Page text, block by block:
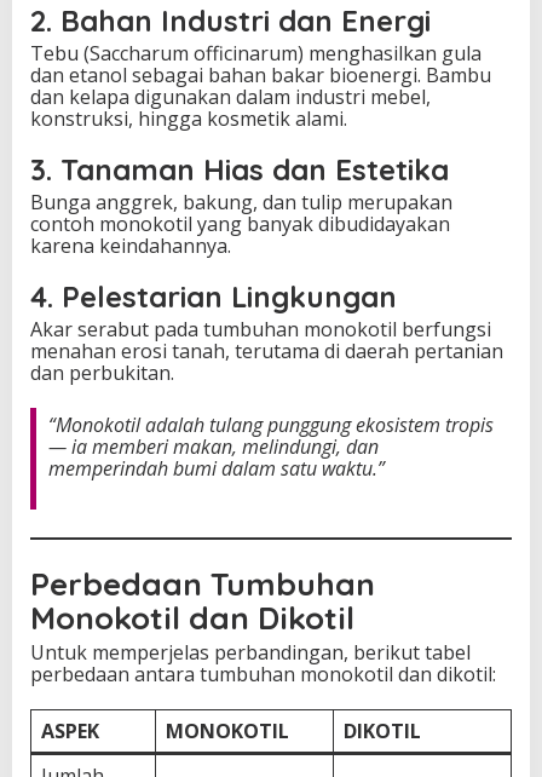
2. Bahan Industri dan Energi
Tebu (Saccharum officinarum) menghasilkan gula
dan etanol sebagai bahan bakar bioenergi. Bambu
dan kelapa digunakan dalam industri mebel,
konstruksi, hingga kosmetik alami.
3. Tanaman Hias dan Estetika
Bunga anggrek, bakung, dan tulip merupakan
contoh monokotil yang banyak dibudidayakan
karena keindahannya.
4. Pelestarian Lingkungan
Akar serabut pada tumbuhan monokotil berfungsi
menahan erosi tanah, terutama di daerah pertanian
dan perbukitan.
“Monokotil adalah tulang punggung ekosistem tropis
— ia memberi makan, melindungi, dan
memperindah bumi dalam satu waktu.”
Perbedaan Tumbuhan
Monokotil dan Dikotil
Untuk memperjelas perbandingan, berikut tabel
perbedaan antara tumbuhan monokotil dan dikotil:
ASPEK MONOKOTIL
DIKOTIL